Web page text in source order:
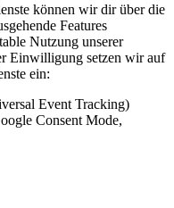
können wir dir über die
Features
Nutzung unserer
Einwilligung setzen wir auf
ein:
Event Tracking)
Consent Mode,